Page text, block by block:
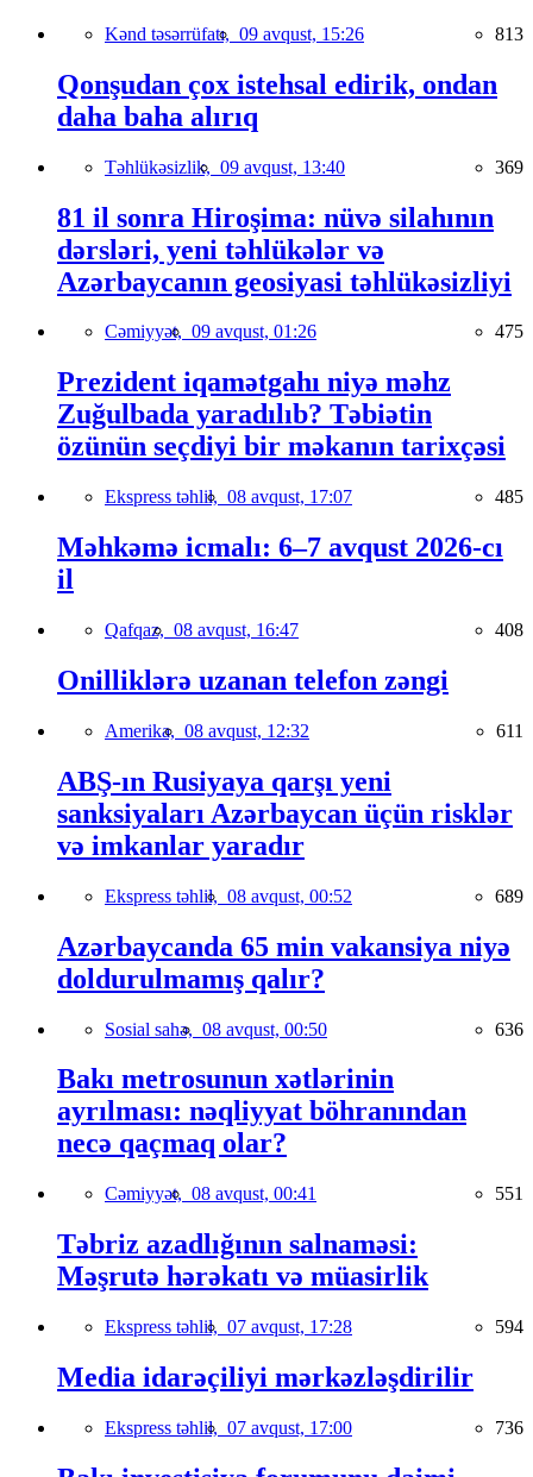
Kənd təsərrüfatı, 09 avqust, 15:26 813
Qonşudan çox istehsal edirik, ondan
daha baha alırıq
Təhlükəsizlik, 09 avqust, 13:40 369
81 il sonra Hiroşima: nüvə silahının
dərsləri, yeni təhlükələr və
Azərbaycanın geosiyasi təhlükəsizliyi
Cəmiyyət, 09 avqust, 01:26 475
Prezident iqamətgahı niyə məhz
Zuğulbada yaradılıb? Təbiətin
özünün seçdiyi bir məkanın tarixçəsi
Ekspress təhlil, 08 avqust, 17:07 485
Məhkəmə icmalı: 6–7 avqust 2026-cı
il
Qafqaz, 08 avqust, 16:47 408
Onilliklərə uzanan telefon zəngi
Amerika, 08 avqust, 12:32 611
ABŞ-ın Rusiyaya qarşı yeni
sanksiyaları Azərbaycan üçün risklər
və imkanlar yaradır
Ekspress təhlil, 08 avqust, 00:52 689
Azərbaycanda 65 min vakansiya niyə
doldurulmamış qalır?
Sosial sahə, 08 avqust, 00:50 636
Bakı metrosunun xətlərinin
ayrılması: nəqliyyat böhranından
necə qaçmaq olar?
Cəmiyyət, 08 avqust, 00:41 551
Təbriz azadlığının salnaməsi:
Məşrutə hərəkatı və müasirlik
Ekspress təhlil, 07 avqust, 17:28 594
Media idarəçiliyi mərkəzləşdirilir
Ekspress təhlil, 07 avqust, 17:00 736